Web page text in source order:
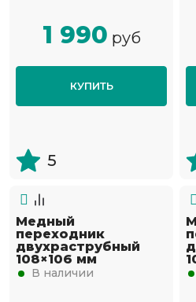
1 990 руб
КУПИТЬ
5
Медный
переходник
двухраструбный
108×106 мм
В наличии